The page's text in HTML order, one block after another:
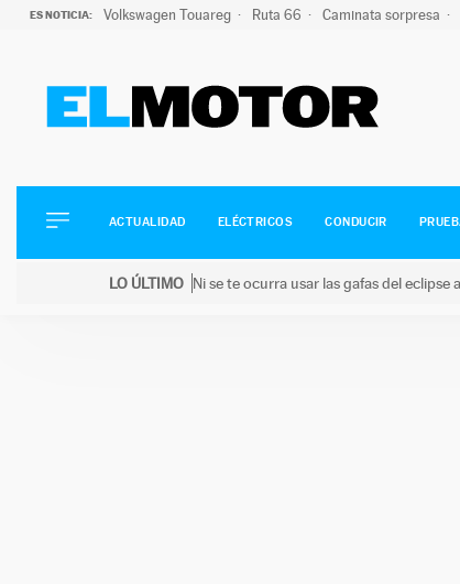
ES NOTICIA: Volkswagen Touareg Ruta 66 Caminata sorpresa
ELÉCTRICOS
CONDUCIR
ACTUALIDAD ELÉCTRICOS CONDUCIR
LO ÚLTIMO Ni se te ocurra usar las gafas del